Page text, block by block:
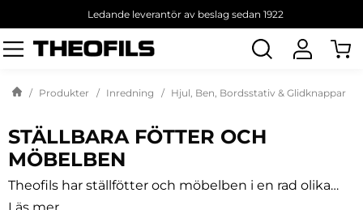
Ledande leverantör av beslag sedan 1922
Sök
produkt
Produkter Inredning Hjul, Ben, Bordsstativ & Glidknappar
STÄLLBARA FÖTTER OCH
MÖBELBEN
Theofils har ställfötter och möbelben i en rad olika
former, dimensioner och material. Många av fötterna